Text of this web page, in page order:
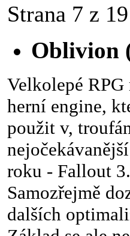
Strana 7 z 19
Oblivion
Velkolepé RPG
herní engine,
použit v,
roku - Fallout 3.
Samozřejmě
dalších